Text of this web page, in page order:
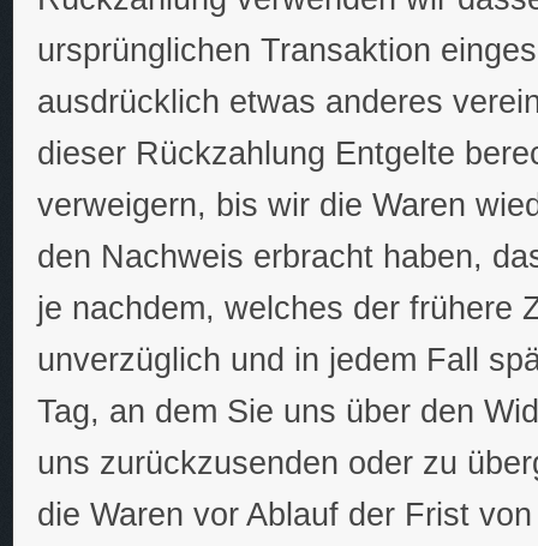
ursprünglichen Transaktion
ausdrücklich etwas anderes
dieser Rückzahlung Entgelte
verweigern, bis wir die Waren
den Nachweis erbracht haben,
je nachdem, welches der frühere
unverzüglich und in jedem Fall
Tag, an dem Sie uns über den
uns zurückzusenden oder zu
die Waren vor Ablauf der Frist